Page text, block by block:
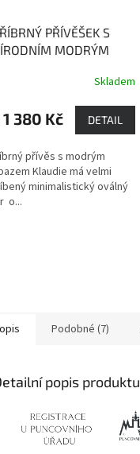
PŘÍVĚŠEK S
MODRÝM
vnitřní sílu aSkladem
1 380 Kč DETAIL
přívěs s modrým
Klaudie má velmi
minimalistický oválný
o...
Podobné (7)
popis produktu